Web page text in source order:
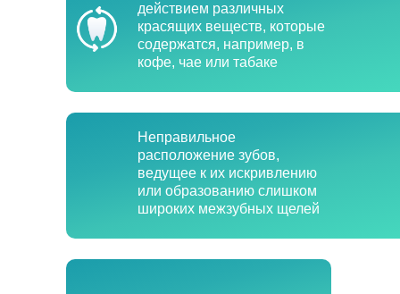
действием различных
красящих веществ, которые
содержатся, например, в
кофе, чае или табаке
Неправильное
расположение зубов,
ведущее к их искривлению
или образованию слишком
широких межзубных щелей